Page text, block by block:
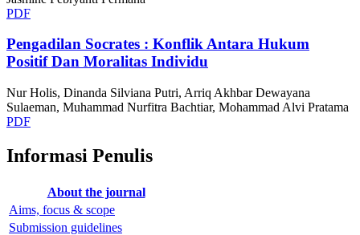
PDF
Pengadilan Socrates : Konflik Antara Hukum
Positif Dan Moralitas Individu
Nur Holis, Dinanda Silviana Putri, Arriq Akhbar Dewayana
Sulaeman, Muhammad Nurfitra Bachtiar, Mohammad Alvi Pratama
PDF
Informasi Penulis
About the journal
Aims, focus & scope
Submission guidelines